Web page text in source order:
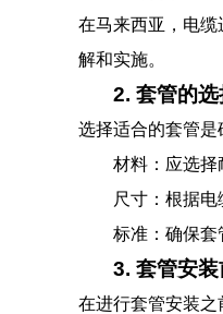
在马来西亚，电
解和实施。
2. 套管的选
选择适合的套管
材料：应选
尺寸：根据
标准：确保
3. 套管安
在进行套管安装之